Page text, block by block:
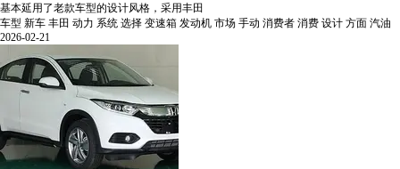
基本延用了老款车型的设计风格，采用丰田
车型 新车 丰田 动力 系统 选择 变速箱 发动机 市场 手动 消费者 消费 设计 方面 汽油
2026-02-21